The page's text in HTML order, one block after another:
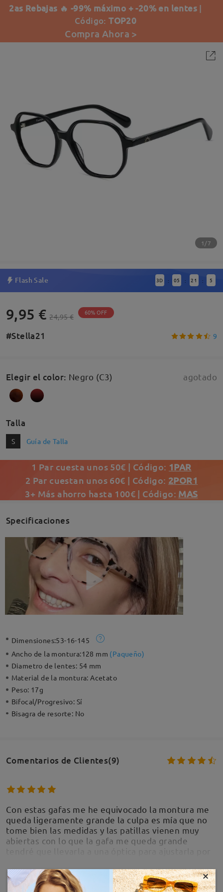
2as Rebajas 🔥 -99% máximo + -20% en lentes |
Código:TOP20
Compra Ahora >
1/7
Flash Sale 3D : 05 : 21 : 5
9,95 € 24,95 € 60% OFF
#Stella21 9
Elegir el color: Negro (C3) agotado
Talla
S Guía de Talla
1 Par cuesta unos 50€ | Código: 1PAR
2 Par cuestan unos 60€ | Código: 2POR1
3+ Más ahorro hasta 100€ | Código: MAS
Specificaciones
Dimensiones:53-16-145
Ancho de la montura:128 mm (Paqueño)
Diametro de lentes: 54 mm
Material de la montura:Acetato
Peso: 17g
Bifocal/Progresivo: Sí
Bisagra de resorte: No
Comentarios de Clientes(9)
Con estas gafas me he equivocado la montura me
queda ligeramente grande la culpa es mía que no
tome bien las medidas y las patillas vienen muy
abiertas con lo que la gafa me queda grande
reflejante hace que los cristales me sean
incómodos ya que me reflejan el diseño de la
MOSTRAR MÁS ×